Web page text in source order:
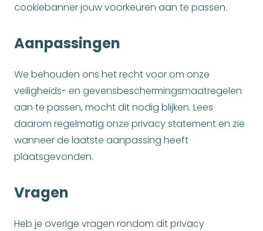
cookiebanner jouw voorkeuren aan te passen.
Aanpassingen
We behouden ons het recht voor om onze
veiligheids- en gevensbeschermingsmaatregelen
aan te passen, mocht dit nodig blijken. Lees
daarom regelmatig onze privacy statement en zie
wanneer de laatste aanpassing heeft
plaatsgevonden.
Vragen
Heb je overige vragen rondom dit privacy